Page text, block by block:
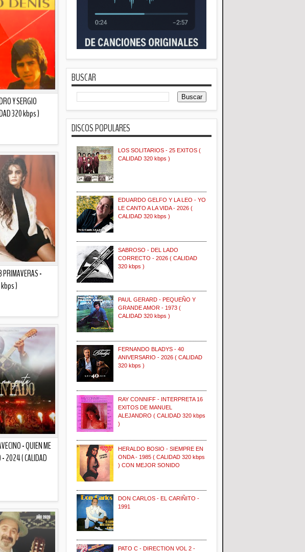
Y SERGIO
320 kbps )
PRIMAVERAS -
kbps )
- QUIEN ME
- 2024 ( CALIDAD
BUSCAR
DISCOS POPULARES
LOS SOLITARIOS - 25 EXITOS (
CALIDAD 320 kbps )
EDUARDO GELFO Y LA LEO - YO
LE CANTO A LA VIDA - 2026 (
CALIDAD 320 kbps )
SABROSO - DEL LADO
CORRECTO - 2026 ( CALIDAD
320 kbps )
PAUL GERARD - PEQUEÑO Y
GRANDE AMOR - 1973 (
CALIDAD 320 kbps )
FERNANDO BLADYS - 40
ANIVERSARIO - 2026 ( CALIDAD
320 kbps )
RAY CONNIFF - INTERPRETA 16
EXITOS DE MANUEL
ALEJANDRO ( CALIDAD 320 kbps
)
HERALDO BOSIO - SIEMPRE EN
ONDA - 1985 ( CALIDAD 320 kbps
) CON MEJOR SONIDO
DON CARLOS - EL CARIÑITO -
1991
PATO C - DIRECTION VOL 2 -